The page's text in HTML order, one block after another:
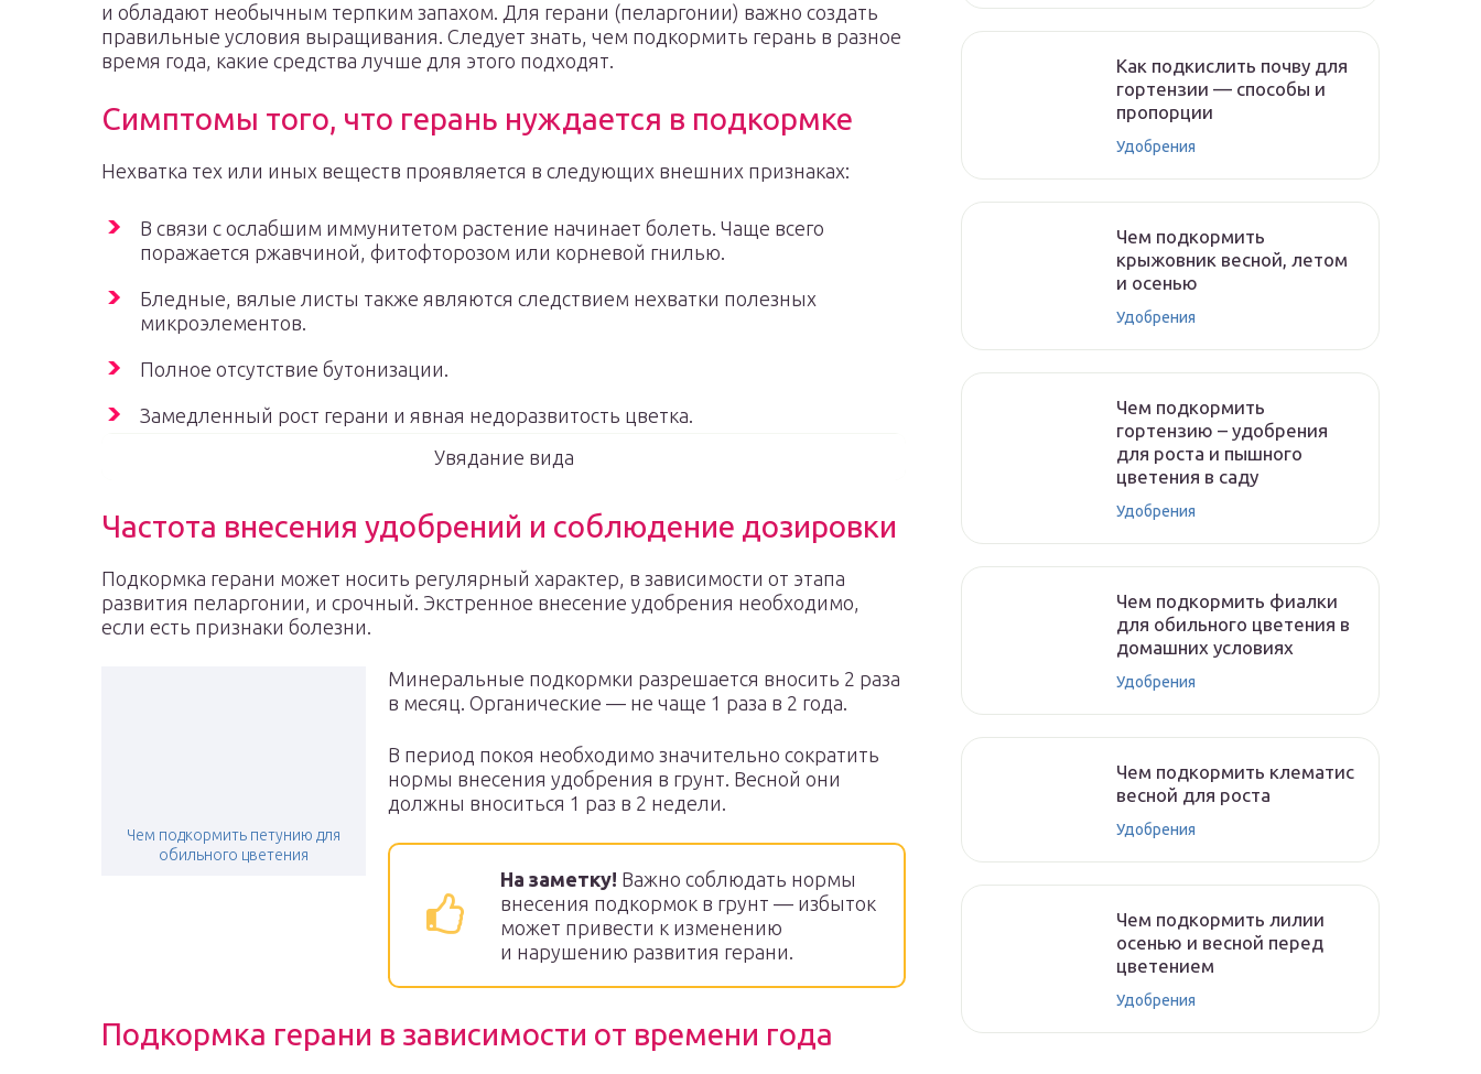
и обладают необычным терпким запахом. Для герани (пеларгонии) важно создать
правильные условия выращивания. Следует знать, чем подкормить герань в разное
время года, какие средства лучше для этого подходят.
Симптомы того, что герань нуждается в подкормке
Нехватка тех или иных веществ проявляется в следующих внешних признаках:
В связи с ослабшим иммунитетом растение начинает болеть. Чаще всего
поражается ржавчиной, фитофторозом или корневой гнилью.
Бледные, вялые листы также являются следствием нехватки полезных
микроэлементов.
Полное отсутствие бутонизации.
Замедленный рост герани и явная недоразвитость цветка.
Увядание вида
Частота внесения удобрений и соблюдение дозировки
Подкормка герани может носить регулярный характер, в зависимости от этапа
развития пеларгонии, и срочный. Экстренное внесение удобрения необходимо,
если есть признаки болезни.
Чем подкормить петунию для
обильного цветения
Минеральные подкормки разрешается вносить 2 раза
в месяц. Органические — не чаще 1 раза в 2 года.
В период покоя необходимо значительно сократить
нормы внесения удобрения в грунт. Весной они
должны вноситься 1 раз в 2 недели.
На заметку! Важно соблюдать нормы
внесения подкормок в грунт — избыток
может привести к изменению
и нарушению развития герани.
Подкормка герани в зависимости от времени года
Как подкислить почву для
гортензии — способы и
пропорции
Удобрения
Чем подкормить
крыжовник весной, летом
и осенью
Удобрения
Чем подкормить
гортензию – удобрения
для роста и пышного
цветения в саду
Удобрения
Чем подкормить фиалки
для обильного цветения в
домашних условиях
Удобрения
Чем подкормить клематис
весной для роста
Удобрения
Чем подкормить лилии
осенью и весной перед
цветением
Удобрения